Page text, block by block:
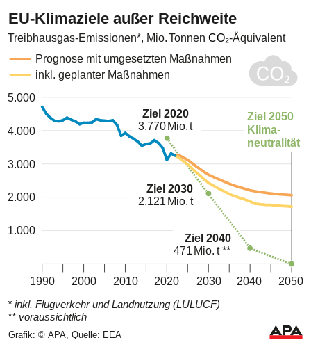
Treibhausgas-Emissionen*, Mio.TonnenCO₂-Äquivalent
Prognose mit umgesetzten Maßnahmen
inkl. geplanter Maßnahmen
* inkl. Flugverkehr und Landnutzung (LULUCF)
** voraussichtlich
1.000
2.000
3.000
4.000
5.000
2050
2040
2030
2020
2010
2000
1990
Ziel 2020
3.770Mio.t
Ziel 2030
2.121 Mio. t
Ziel 2040
471 Mio. t **
Ziel 2050
Klima-
neutralität
Grafik: © APA, Quelle: EEA
EU-Klimaziele außer Reichweite